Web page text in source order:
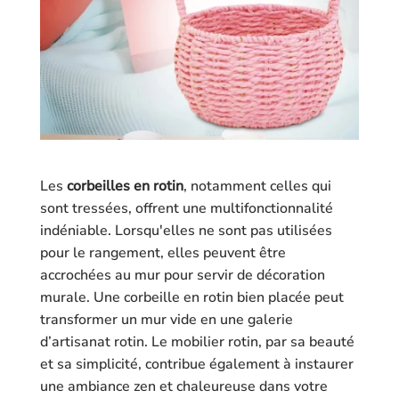
Les corbeilles en rotin, notamment celles qui
sont tressées, offrent une multifonctionnalité
indéniable. Lorsqu'elles ne sont pas utilisées
pour le rangement, elles peuvent être
accrochées au mur pour servir de décoration
murale. Une corbeille en rotin bien placée peut
transformer un mur vide en une galerie
d’artisanat rotin. Le mobilier rotin, par sa beauté
et sa simplicité, contribue également à instaurer
une ambiance zen et chaleureuse dans votre